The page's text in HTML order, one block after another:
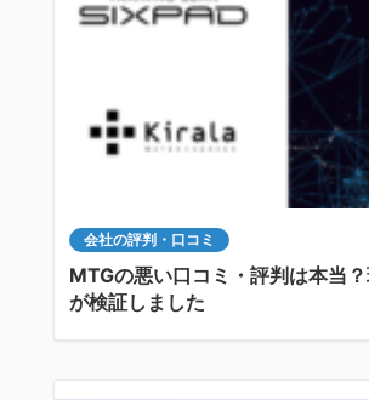
会社の評判・口コミ
MTGの悪い口コミ・評判は本当
が検証しました